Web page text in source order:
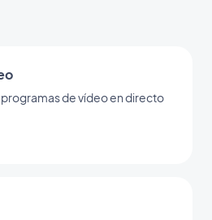
de vídeo en directo